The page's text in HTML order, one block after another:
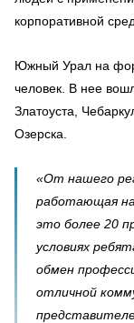
корпоративной
Южный Урал на
человек. В нее
Златоуста,
Озерска.
«От нашего
работающая
это более 20
условиях
обмен
отличной